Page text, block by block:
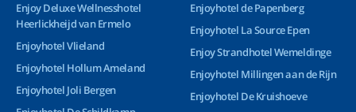
Enjoy Deluxe Wellnesshotel
Heerlickheijd van Ermelo
Enjoyhotel Vlieland
Enjoyhotel Hollum Ameland
Enjoyhotel Joli Bergen
Enjoyhotel de Papenberg
Enjoyhotel La Source Epen
Enjoy Strandhotel Wemeldinge
Enjoyhotel Millingen aan de Rijn
Enjoyhotel De Kruishoeve